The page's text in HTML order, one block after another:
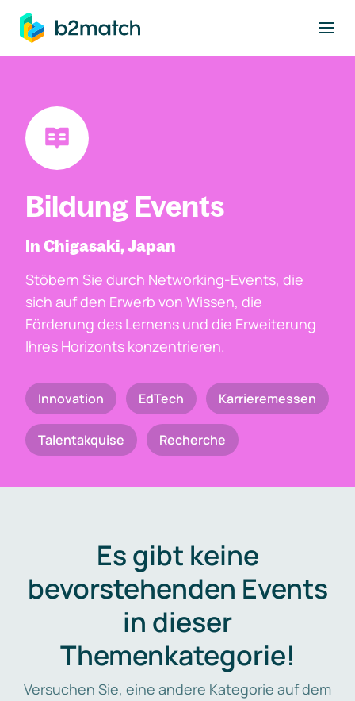
springen
Bildung Events
In Chigasaki, Japan
Stöbern Sie durch Networking-Events, die
sich auf den Erwerb von Wissen, die
Förderung des Lernens und die Erweiterung
Ihres Horizonts konzentrieren.
Innovation EdTech Karrieremessen
Talentakquise Recherche
Es gibt keine
bevorstehenden Events
in dieser
Themenkategorie!
Versuchen Sie, eine andere Kategorie auf dem